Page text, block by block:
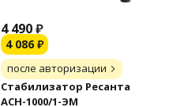
4 490₽
4 086 ₽
после авторизации
Стабилизатор Ресанта
АСН-1000/1-ЭМ